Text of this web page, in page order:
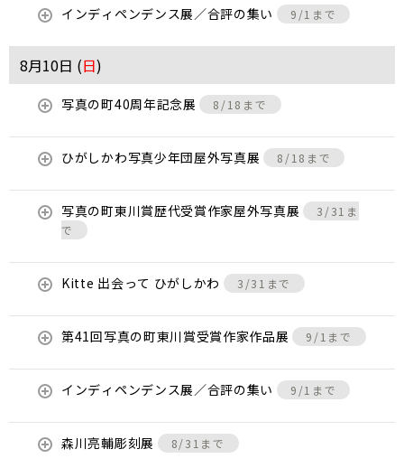
インディペンデンス展／合評の集い 9/1まで
8月10日 (日)
写真の町40周年記念展 8/18まで
ひがしかわ写真少年団屋外写真展 8/18まで
写真の町東川賞歴代受賞作家屋外写真展
3/31ま
で
Kitte 出会って ひがしかわ 3/31まで
第41回写真の町東川賞受賞作家作品展 9/1まで
インディペンデンス展／合評の集い 9/1まで
森川亮輔彫刻展 8/31まで